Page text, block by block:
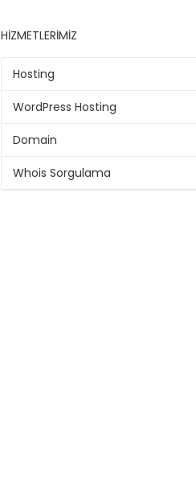
HIZMETLERIMIZ
Hosting
WordPress Hosting
Domain
Whois Sorgulama